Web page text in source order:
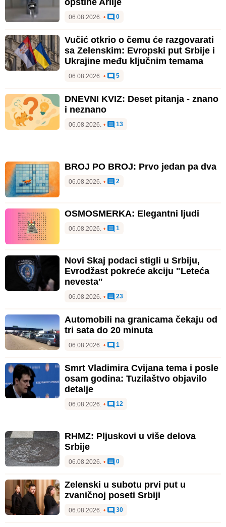
06.08.2026. • 0
Vučić otkrio o čemu će razgovarati
sa Zelenskim: Evropski put Srbije i
Ukrajine među ključnim temama
06.08.2026. • 5
DNEVNI KVIZ: Deset pitanja - znano
i neznano
06.08.2026. • 13
BROJ PO BROJ: Prvo jedan pa dva
06.08.2026. • 2
OSMOSMERKA: Elegantni ljudi
06.08.2026. • 1
Novi Skaj podaci stigli u Srbiju,
Evrodžast pokreće akciju "Leteća
nevesta"
06.08.2026. • 23
Automobili na granicama čekaju od
tri sata do 20 minuta
06.08.2026. • 1
Smrt Vladimira Cvijana tema i posle
osam godina: Tuzilaštvo objavilo
detalje
06.08.2026. • 12
RHMZ: Pljuskovi u više delova
Srbije
06.08.2026. • 0
Zelenski u subotu prvi put u
zvaničnoj poseti Srbiji
06.08.2026. • 30